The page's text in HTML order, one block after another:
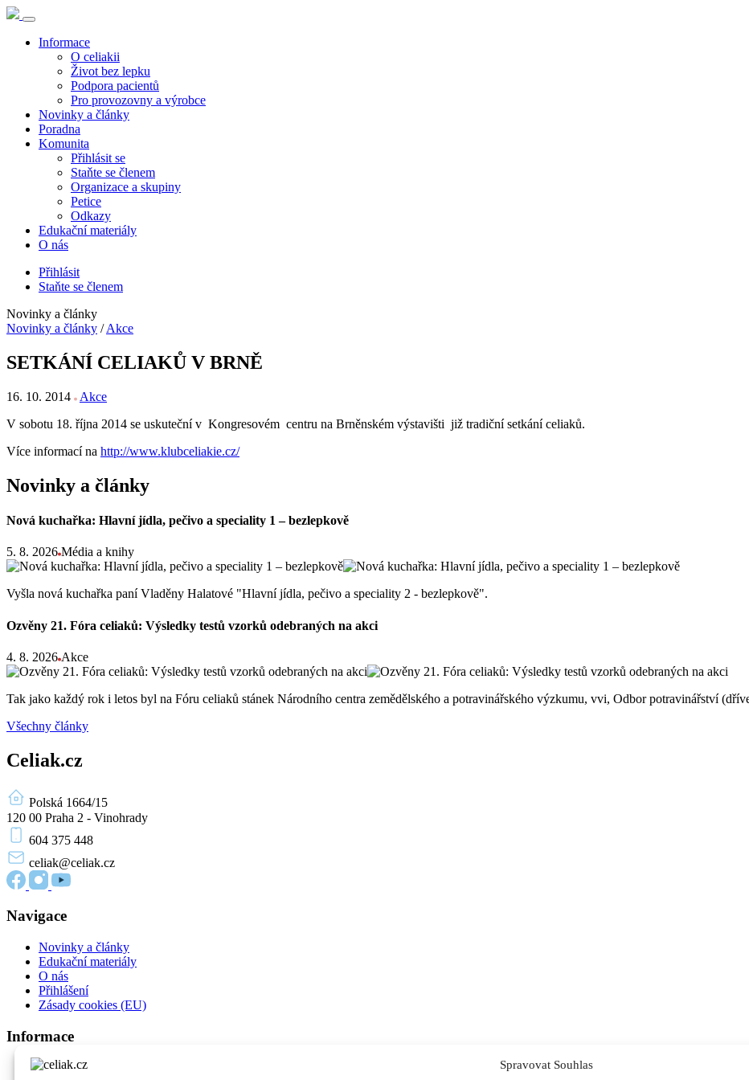
Spravovat Souhlas
Informace
O celiakii
Život bez lepku
Podpora pacientů
Pro provozovny a výrobce
Novinky a články
Poradna
Komunita
Přihlásit se
Staňte se členem
Organizace a skupiny
Petice
Odkazy
Edukační materiály
O nás
Přihlásit
Staňte se členem
Novinky a články
Novinky a články / Akce
SETKÁNÍ CELIAKŮ V BRNĚ
16. 10. 2014
Akce
V sobotu 18. října 2014 se uskuteční v Kongresovém centru na Brněnském výstavišti již tradiční setkání celiaků.
Více informací na http://www.klubceliakie.cz/
Novinky a články
Nová kuchařka: Hlavní jídla, pečivo a speciality 1 – bezlepkově
5. 8. 2026 Média a knihy
Vyšla nová kuchařka paní Vladěny Halatové "Hlavní jídla, pečivo a speciality 2 - bezlepkově".
Ozvěny 21. Fóra celiaků: Výsledky testů vzorků odebraných na akci
4. 8. 2026 Akce
Tak jako každý rok i letos byl na Fóru celiaků stánek Národního centra zemědělského a potravinářského výzkumu, vvi, Odbor potravinářství
Všechny články
Celiak.cz
Polská 1664/15
120 00 Praha 2 - Vinohrady
604 375 448
celiak@celiak.cz
Navigace
Novinky a články
Edukační materiály
O nás
Přihlášení
Zásady cookies (EU)
Informace
O celiakii